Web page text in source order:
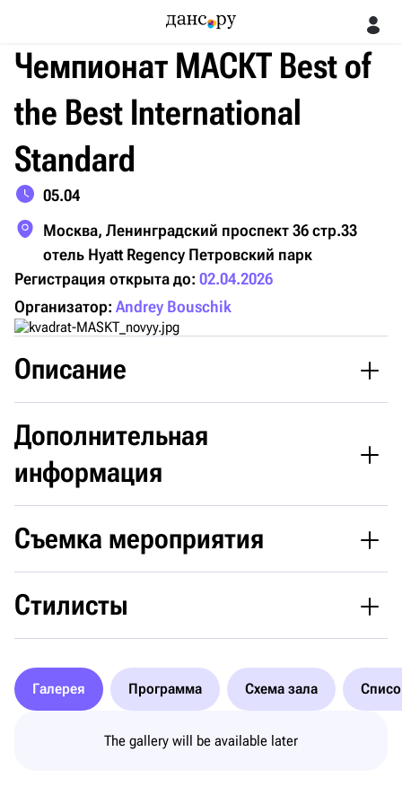
Чемпионат МАСКТ Best of
the Best International
Standard
05.04
Москва, Ленинградский проспект 36 стр.33
отель Hyatt Regency Петровский парк
Регистрация открыта до: 02.04.2026
Организатор: Andrey Bouschik
Описание
Дополнительная
информация
Съемка мероприятия
Стилисты
Галерея Программа Схема зала
The gallery will be available later